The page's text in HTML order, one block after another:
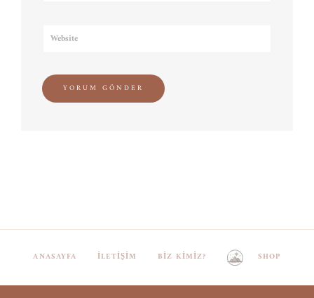
ANASAYFA İLETIŞIM BIZ KIMIZ? SHOP